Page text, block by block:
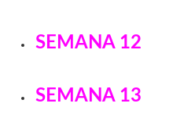
SEMANA 12
SEMANA 13